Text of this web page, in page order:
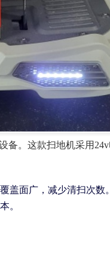
备。这款扫地机采用
盖面广，减少清扫次数。
。